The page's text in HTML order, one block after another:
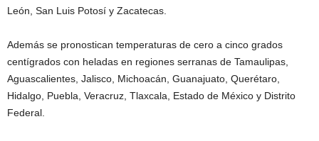
León, San Luis Potosí y Zacatecas.
Además se pronostican temperaturas de cero a cinco grados
centígrados con heladas en regiones serranas de Tamaulipas,
Aguascalientes, Jalisco, Michoacán, Guanajuato, Querétaro,
Hidalgo, Puebla, Veracruz, Tlaxcala, Estado de México y Distrito
Federal.